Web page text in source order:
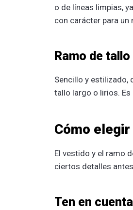
o de líneas limpias,
con carácter para un
Ramo de
Sencillo y estilizado,
tallo largo o lirios.
Cómo
El vestido y el ramo
ciertos detalles
Ten en